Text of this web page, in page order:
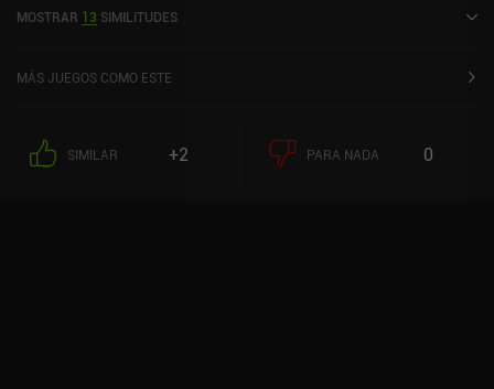
sobre 5,0 en Google Play y de 4,6 sobre 5,0 en la App Store de iOS.
MOSTRAR 13 SIMILITUDES
MÁS JUEGOS COMO ESTE
SIMILAR +2 PARA NADA 0